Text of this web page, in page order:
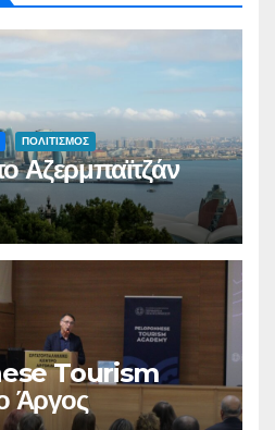
ΠΟΛΙΤΙΣΜΟΣ
Αζερμπαϊτζάν
Tourism
Άργος